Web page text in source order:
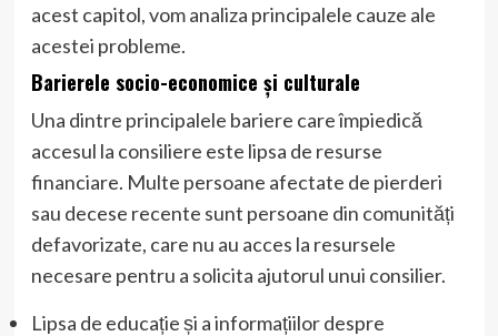
acest capitol, vom analiza principalele cauze ale
acestei probleme.
Barierele socio-economice și culturale
Una dintre principalele bariere care împiedică
accesul la consiliere este lipsa de resurse
financiare. Multe persoane afectate de pierderi
sau decese recente sunt persoane din comunități
defavorizate, care nu au acces la resursele
necesare pentru a solicita ajutorul unui consilier.
Lipsa de educație și a informațiilor despre